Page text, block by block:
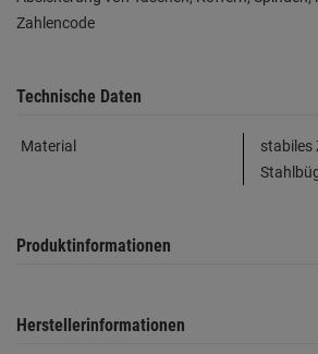
Zahlencode
Technische Daten
Material
stabiles
Produktinformationen
Herstellerinformationen